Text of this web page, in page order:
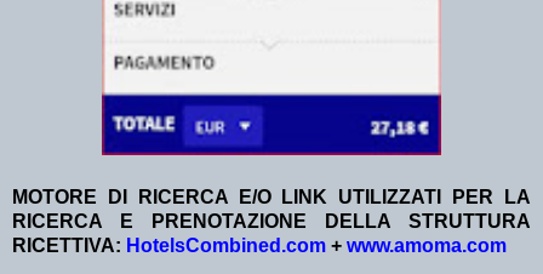
MOTORE DI RICERCA E/O LINK UTILIZZATI PER LA
RICERCA E PRENOTAZIONE DELLA STRUTTURA
RICETTIVA: HotelsCombined.com + www.amoma.com